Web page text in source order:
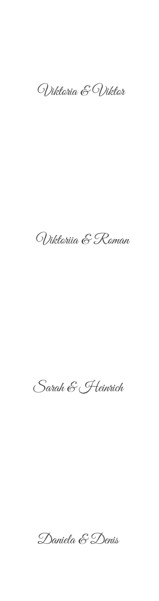
Viktoria & Viktor
Viktoriia & Roman
Sarah & Heinrich
Daniela & Denis